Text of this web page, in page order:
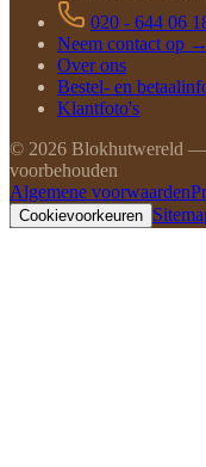
020 - 644 06
Neem contact op →
Over ons
Bestel- en
Klantfoto's
© 2026 Blokhutwereld
voorbehouden
Algemene voorwaarden
Cookievoorkeuren